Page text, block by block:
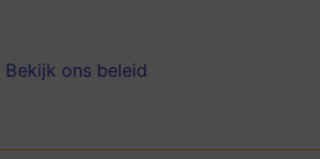
Bekijk ons beleid